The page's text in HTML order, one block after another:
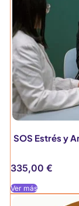
SOS Estrés y
335,00 €
Ver más